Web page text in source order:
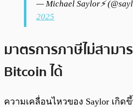
— Michael Saylor⚡️
2025
มาตรการภาษีไม่สามา
Bitcoin ได้
ความเคลื่อนไหวของ Saylor เกิด